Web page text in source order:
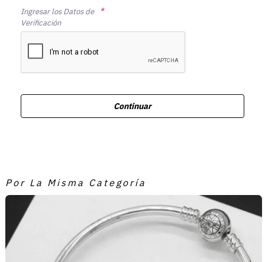
Ingresar los Datos de
Verificación
Continuar
Por La Misma Categoría